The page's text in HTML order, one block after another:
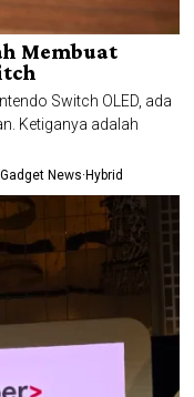
Membuat
Switch OLED, ada
Ketiganya adalah
Gadget News· Hybrid